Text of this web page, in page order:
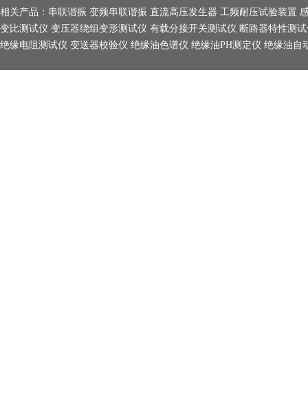
相关产品： 串联谐振 变频串联谐振 直流高压发生器 工频耐压试验装置
变比测试仪 变压器绕组变形测试仪 有载分接开关测试仪 断路器特性测
绝缘电阻测试仪 变送器校验仪 绝缘油色谱仪 绝缘油PH测定仪 绝缘油自